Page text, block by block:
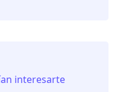
interesarte